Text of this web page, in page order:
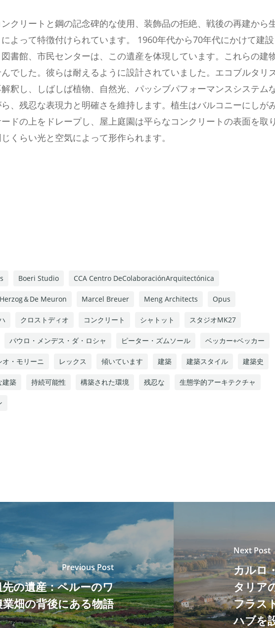
クリートと鋼の記念碑的な使用、装飾品の拒絶、戦後の再建から
よって特徴付けられています。 1960年代から70年代にかけて建設
書館、市民センターは、この遺産を体現しています。これらの建
でした。彼らは耐えるように設計されていました。エコブルタリ
釈し、しばしば植物、自然光、パッシブパフォーマンスシステム
、残忍な表現力と明確さを維持します。植生はバルコニーにしが
ドの上をドレープし、屋上庭園は平らなコンクリートの表面を取り
くらい光と空気によって形作られます。
Boeri Studio CCA Centro DeColaboraciónArquitectónica
Herzog＆de Meuron Marcel Breuer Meng Architects Opus
クロストディオ コンクリート シャトット スタジオMK27
パウロ・メンデス・ダ・ロシャ ピーター・ズムソール ベッカー+ベッカー
オ・モリーニ レックス 傾いています 建築 建築スタイル 建築史
建築 持続可能性 構築された環境 残忍な 生態学的アーキテクチャ
Previous Post
の遺産：ペルーのワ
畑の背後にある物語
Next Post
カルロ
タリア
フラス
ハブを